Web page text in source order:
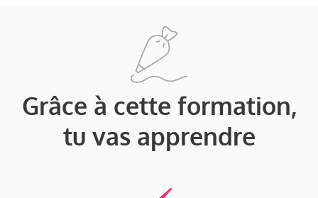
Grâce à cette formation,
tu vas apprendre